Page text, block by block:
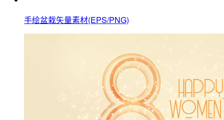
手绘盆栽矢量素材(EPS/PNG)